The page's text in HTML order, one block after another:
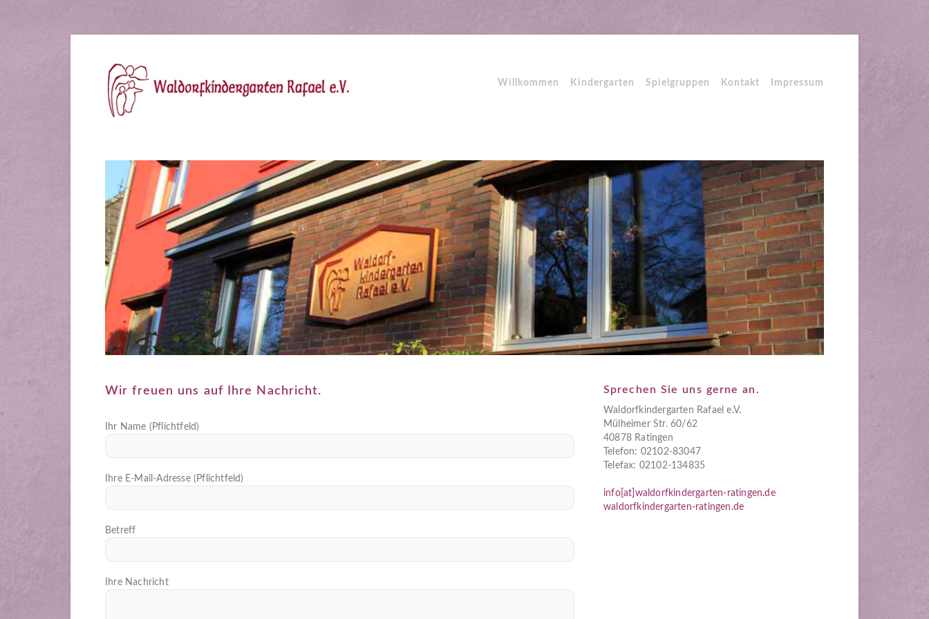
Willkommen Kindergarten Spielgruppen Kontakt Impressum
Wir freuen uns auf Ihre Nachricht.
Ihr Name (Pflichtfeld)
Ihre E-Mail-Adresse (Pflichtfeld)
Betreff
Ihre Nachricht
Sprechen Sie uns gerne an.
Waldorfkindergarten Rafael e.V.
Mülheimer Str. 60/62
40878 Ratingen
Telefon: 02102-83047
Telefax: 02102-134835
info[at]waldorfkindergarten-ratingen.de
waldorfkindergarten-ratingen.de